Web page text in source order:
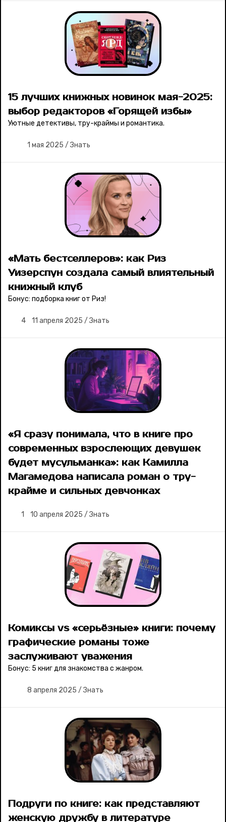
15 лучших книжных новинок мая-2025:
выбор редакторов «Горящей избы»
Уютные детективы, тру-краймы и романтика.
1 мая 2025 / Знать
«Мать бестселлеров»: как Риз
Уизерспун создала самый влиятельный
книжный клуб
Бонус: подборка книг от Риз!
4 11 апреля 2025 / Знать
«Я сразу понимала, что в книге про
современных взрослеющих девушек
будет мусульманка»: как Камилла
Магамедова написала роман о тру-
крайме и сильных девчонках
1 10 апреля 2025 / Знать
Комиксы vs «серьёзные» книги: почему
графические романы тоже
заслуживают уважения
Бонус: 5 книг для знакомства с жанром.
8 апреля 2025 / Знать
Подруги по книге: как представляют
женскую дружбу в литературе